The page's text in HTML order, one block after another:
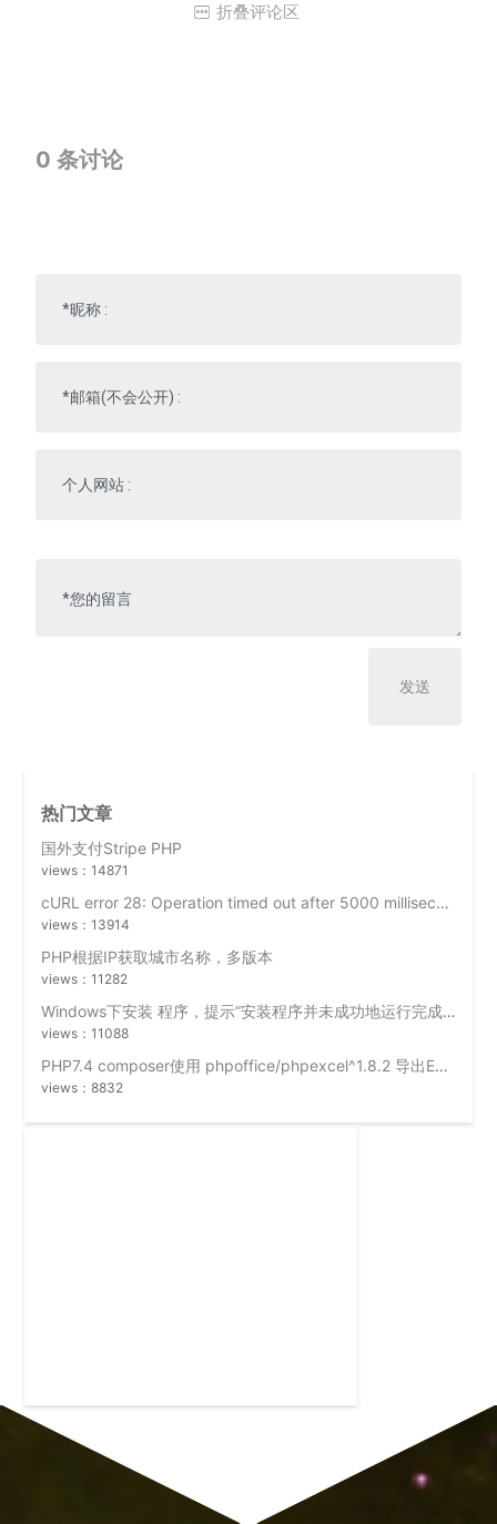
热门文章
国外支付Stripe PHP
views：14871
cURL error 28: Operation timed out after 5000 milliseconds with 0 bytes received
views：13914
PHP根据IP获取城市名称，多版本
views：11282
Windows下安装 程序，提示“安装程序并未成功地运行完成”？
views：11088
PHP7.4 composer使用 phpoffice/phpexcel^1.8.2 导出Excel时出错 “网页可能暂时无法连接,或者它已永久性地移动到了新网址”
views：8832
 折叠评论区
0 条讨论